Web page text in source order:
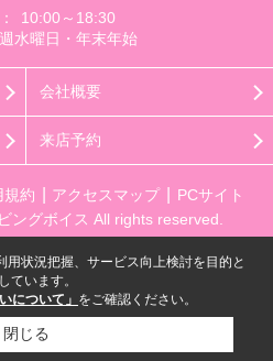
10:00～18:30
水曜日・年末年始
会社概要
来店予約
規約 アクセスマップ
PCサイト
ングボイス All rights reserved.
状況把握、サービス向上検討を目的と
ています。
について」 をご確認ください。
閉じる